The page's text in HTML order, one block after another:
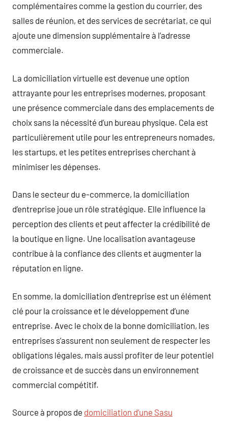
complémentaires comme la gestion du courrier, des
salles de réunion, et des services de secrétariat, ce qui
ajoute une dimension supplémentaire à l’adresse
commerciale.
La domiciliation virtuelle est devenue une option
attrayante pour les entreprises modernes, proposant
une présence commerciale dans des emplacements de
choix sans la nécessité d’un bureau physique. Cela est
particulièrement utile pour les entrepreneurs nomades,
les startups, et les petites entreprises cherchant à
minimiser les dépenses.
Dans le secteur du e-commerce, la domiciliation
d’entreprise joue un rôle stratégique. Elle influence la
perception des clients et peut affecter la crédibilité de
la boutique en ligne. Une localisation avantageuse
contribue à la confiance des clients et augmenter la
réputation en ligne.
En somme, la domiciliation d’entreprise est un élément
clé pour la croissance et le développement d’une
entreprise. Avec le choix de la bonne domiciliation, les
entreprises s’assurent non seulement de respecter les
obligations légales, mais aussi profiter de leur potentiel
de croissance et de succès dans un environnement
commercial compétitif.
Source à propos de domiciliation d’une Sasu